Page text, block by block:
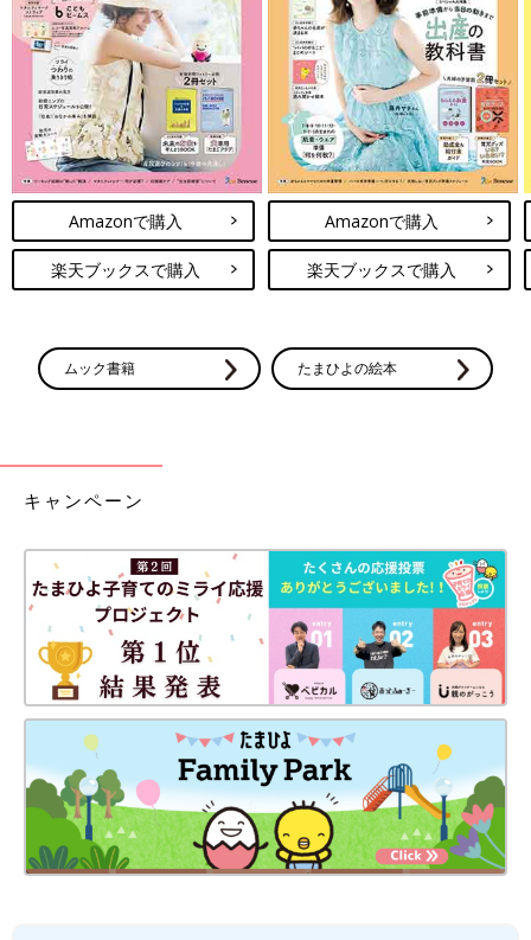
のです。そんな中、3年間役員をしなきゃいけないなんて…。
まわりのママさん達はほぼ全員「それって絶対おかしいよ！」と
言ってくれます。
勇気を出して先生方にお話してみよう！助けてくださいって言っ
てみよう！
次回、先生にお話をしてみるお話です。お楽しみに！
関連：三つ子、ついに入園！～登園編～
[宮瀬とまと]
2012年産まれ三つ子のお母さん。
まわりに助けてもらいながらなんとか三つ子育児中☆
Twitter @mitsugobiyori
インスタグラム @mitsugobiyori
前の話
[三つ子まみれな毎日
#58]三つ子と外出。
通りすがりのパパさ
んにモヤモヤ
一覧
次の話
[三つ子まみれな毎日
#60]三つ子とPTA ～先
生に助けを求めよう～
Amazonで購入
楽天ブックスで購入
Amazonで購入
楽天ブックスで購入
ムック書籍 たまひよの絵本
キャンペーン